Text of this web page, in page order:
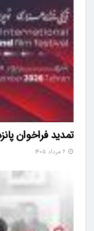
تمدید فراخوان